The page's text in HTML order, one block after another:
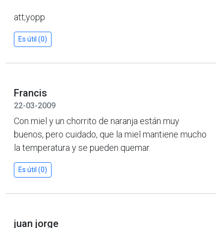
att;yopp
Es útil (0)
Francis
22-03-2009
Con miel y un chorrito de naranja están muy
buenos, pero cuidado, que la miel mantiene mucho
la temperatura y se pueden quemar.
Es útil (0)
juan jorge